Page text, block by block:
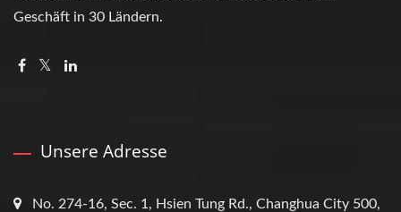
Geschäft in 30 Ländern.
Unsere Adresse
No. 274-16, Sec. 1, Hsien Tung Rd., Changhua City 500,